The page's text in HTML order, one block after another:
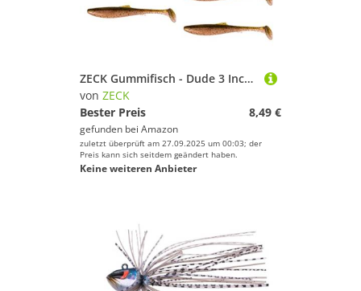
ZECK Gummifisch - Dude 3 Inch | 7,6 cm - Mossy Neck
von ZECK
Bester Preis
8,49 €
gefunden bei Amazon
zuletzt überprüft am 27.09.2025 um 00:03; der
Preis kann sich seitdem geändert haben.
Keine weiteren Anbieter